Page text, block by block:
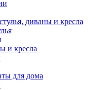
диваны и кресла
и кресла
для дома